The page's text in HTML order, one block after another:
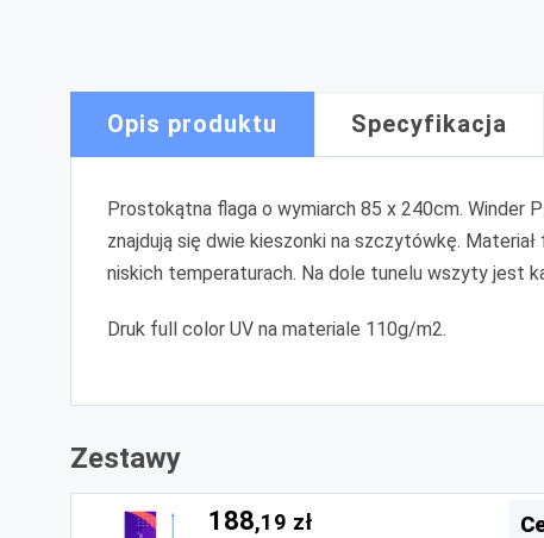
Opis produktu Specyfikacja
Prostokątna flaga o wymiarch 85 x 240cm. Winder
znajdują się dwie kieszonki na szczytówkę.
niskich temperaturach. Na dole tunelu wszyty jest
Druk full color UV na materiale 110g/m2.
Zestawy
188,19 zł